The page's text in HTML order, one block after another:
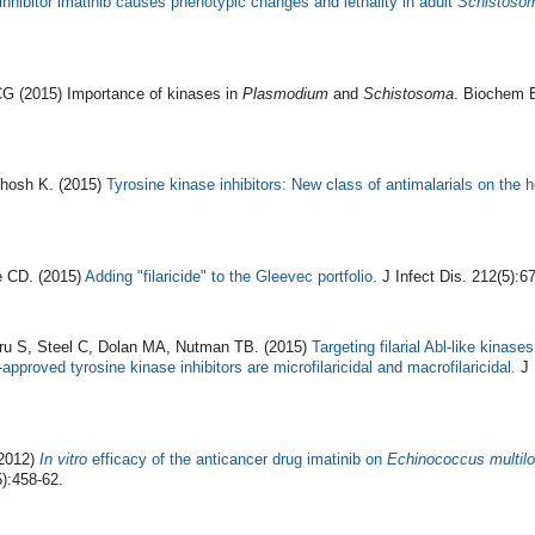
(2015) Importance of kinases in Plasmodium and Schistosoma . Biochem
K. (2015) Tyrosine kinase inhibitors: New class of antimalarials on the
CD. (2015) Adding "filaricide" to the Gleevec portfolio. J Infect Dis.
S, Steel C, Dolan MA, Nutman TB. (2015) Targeting filarial Abl-like
tyrosine kinase inhibitors are microfilaricidal and macrofilaricidal. J
In vitro efficacy of the anticancer drug imatinib on Echinococcus
62.